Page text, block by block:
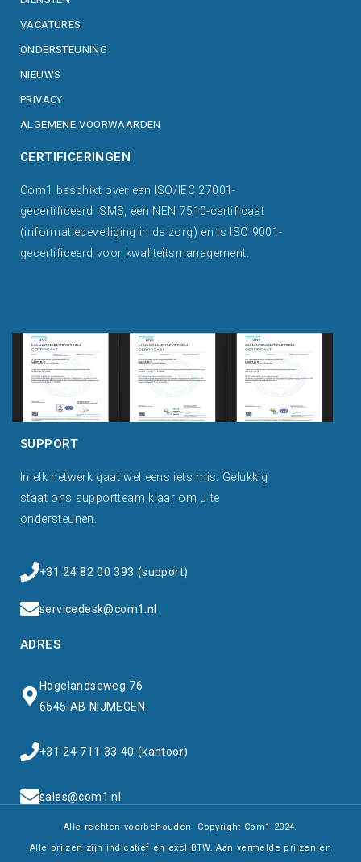
VACATURES
ONDERSTEUNING
NIEUWS
PRIVACY
ALGEMENE VOORWAARDEN
CERTIFICERINGEN
Com1 beschikt over een ISO/IEC 27001-
gecertificeerd ISMS, een NEN 7510-certificaat
(informatiebeveiliging in de zorg) en is ISO 9001-
gecertificeerd voor kwaliteitsmanagement.
SUPPORT
In elk netwerk gaat wel eens iets mis. Gelukkig
staat ons supportteam klaar om u te
ondersteunen.
+31 24 82 00 393 (support)
servicedesk@com1.nl
ADRES
Hogelandseweg 76
6545 AB NIJMEGEN
+31 24 711 33 40 (kantoor)
sales@com1.nl
Alle rechten voorbehouden. Copyright Com1 2024.
Alle prijzen zijn indicatief en excl BTW. Aan vermelde prijzen en